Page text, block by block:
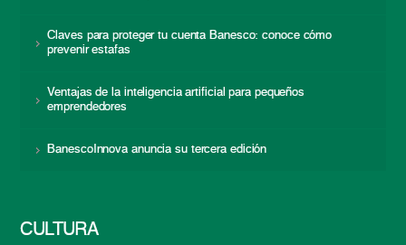
Claves para proteger tu cuenta Banesco: conoce cómo
prevenir estafas
Ventajas de la inteligencia artificial para pequeños
emprendedores
BanescoInnova anuncia su tercera edición
CULTURA